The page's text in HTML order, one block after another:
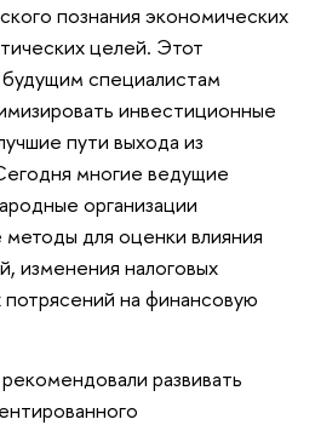
познания экономических
целей. Этот
специалистам
инвестиционные
пути выхода из
многие ведущие
организации
для оценки влияния
изменения налоговых
на финансовую
развивать